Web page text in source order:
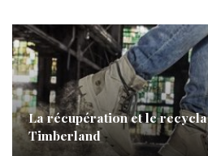
La récupération et le
Timberland